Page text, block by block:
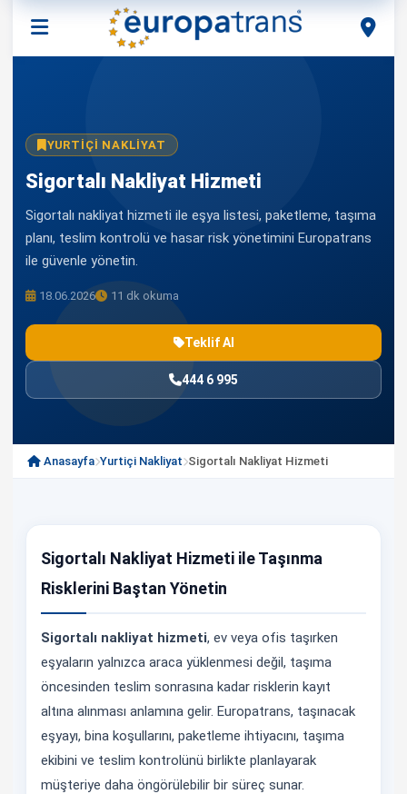
YURTIÇI NAKLIYAT
Sigortalı Nakliyat Hizmeti
Sigortalı nakliyat hizmeti ile eşya listesi, paketleme, taşıma
planı, teslim kontrolü ve hasar risk yönetimini Europatrans
ile güvenle yönetin.
18.06.2026 11 dk okuma
Teklif Al
444 6 995
Anasayfa Yurtiçi Nakliyat Sigortalı Nakliyat Hizmeti
Sigortalı Nakliyat Hizmeti ile Taşınma
Risklerini Baştan Yönetin
Sigortalı nakliyat hizmeti, ev veya ofis taşırken
eşyaların yalnızca araca yüklenmesi değil, taşıma
öncesinden teslim sonrasına kadar risklerin kayıt
altına alınması anlamına gelir. Europatrans, taşınacak
eşyayı, bina koşullarını, paketleme ihtiyacını, taşıma
ekibini ve teslim kontrolünü birlikte planlayarak
müşteriye daha öngörülebilir bir süreç sunar.